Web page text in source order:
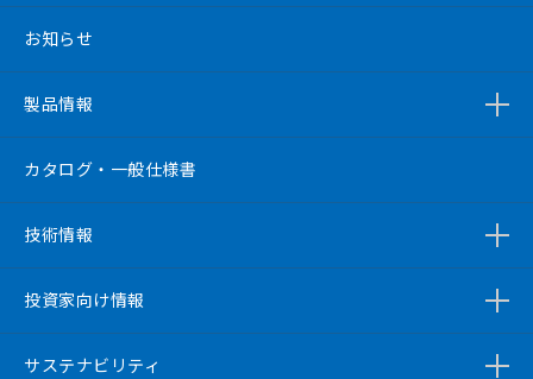
お知らせ
製品情報
カタログ・一般仕様書
技術情報
投資家向け情報
サステナビリティ